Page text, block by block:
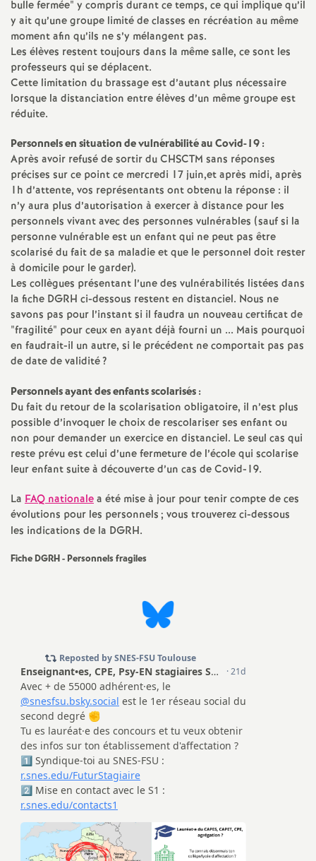
bulle fermée" y compris durant ce temps, ce qui implique qu’il
y ait qu’une groupe limité de classes en récréation au même
moment afin qu’ils ne s’y mélangent pas.
Les élèves restent toujours dans la même salle, ce sont les
professeurs qui se déplacent.
Cette limitation du brassage est d’autant plus nécessaire
lorsque la distanciation entre élèves d’un même groupe est
réduite.
Personnels en situation de vulnérabilité au Covid-19 :
Après avoir refusé de sortir du CHSCTM sans réponses
précises sur ce point ce mercredi 17 juin,et après midi, après
1h d’attente, vos représentants ont obtenu la réponse : il
n’y aura plus d’autorisation à exercer à distance pour les
personnels vivant avec des personnes vulnérables (sauf si la
personne vulnérable est un enfant qui ne peut pas être
scolarisé du fait de sa maladie et que le personnel doit rester
à domicile pour le garder).
Les collègues présentant l’une des vulnérabilités listées dans
la fiche DGRH ci-dessous restent en distanciel. Nous ne
savons pas pour l’instant si il faudra un nouveau certificat de
"fragilité" pour ceux en ayant déjà fourni un ... Mais pourquoi
en faudrait-il un autre, si le précédent ne comportait pas pas
de date de validité?
Personnels ayant des enfants scolarisés :
Du fait du retour de la scolarisation obligatoire, il n’est plus
possible d’invoquer le choix de rescolariser ses enfant ou
non pour demander un exercice en distanciel. Le seul cas qui
reste prévu est celui d’une fermeture de l’école qui scolarise
leur enfant suite à découverte d’un cas de Covid-19.
La FAQ nationalea été mise à jour pour tenir compte de ces
évolutions pour les personnels; vous trouverez ci-dessous
les indications de la DGRH.
Fiche DGRH - Personnels fragiles